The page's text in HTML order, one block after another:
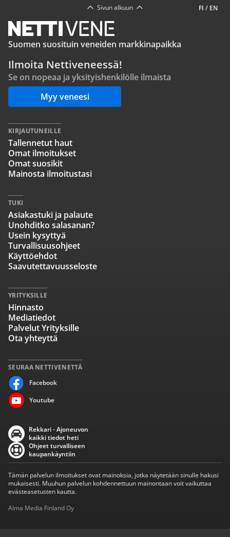
FI / EN
Sivun alkuun
Suomen suosituin veneiden markkinapaikka
Ilmoita Nettiveneessä!
Se on nopeaa ja yksityishenkilölle ilmaista
Myy veneesi
SEURAA NETTIVENETTÄ
Facebook
Youtube
KIRJAUTUNEILLE
Tallennetut haut
Omat ilmoitukset
Omat suosikit
Mainosta ilmoitustasi
TUKI
Asiakastuki ja palaute
Unohditko salasanan?
Usein kysyttyä
Turvallisuusohjeet
Käyttöehdot
Saavutettavuusseloste
YRITYKSILLE
Hinnasto
Mediatiedot
Palvelut Yrityksille
Ota yhteyttä
Rekkari - Ajoneuvon
kaikki tiedot heti
Ohjeet turvalliseen
kaupankäyntiin
Tämän palvelun ilmoitukset ovat mainoksia, jotka näytetään sinulle hakusi
mukaisesti. Muuhun palvelun kohdennettuun mainontaan voit vaikuttaa
evästeasetusten kautta.
Alma Media Finland Oy